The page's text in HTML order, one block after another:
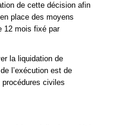
de cette décision afin
place des moyens
12 mois fixé par
la liquidation de
l’exécution est de
procédures civiles